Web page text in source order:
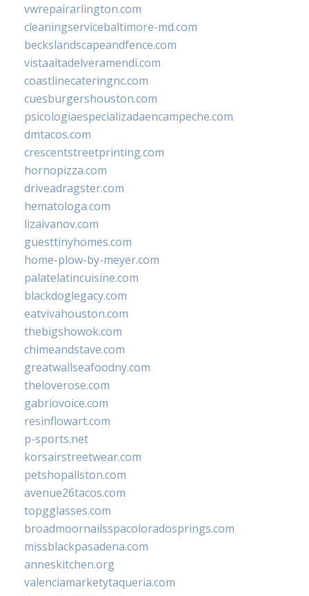
vwrepairarlington.com
cleaningservicebaltimore-md.com
beckslandscapeandfence.com
vistaaltadelveramendi.com
coastlinecateringnc.com
cuesburgershouston.com
psicologiaespecializadaencampeche.com
dmtacos.com
crescentstreetprinting.com
hornopizza.com
driveadragster.com
hematologa.com
lizaivanov.com
guesttinyhomes.com
home-plow-by-meyer.com
palatelatincuisine.com
blackdoglegacy.com
eatvivahouston.com
thebigshowok.com
chimeandstave.com
greatwallseafoodny.com
theloverose.com
gabriovoice.com
resinflowart.com
p-sports.net
korsairstreetwear.com
petshopallston.com
avenue26tacos.com
topgglasses.com
broadmoornailsspacoloradosprings.com
missblackpasadena.com
anneskitchen.org
valenciamarketytaqueria.com